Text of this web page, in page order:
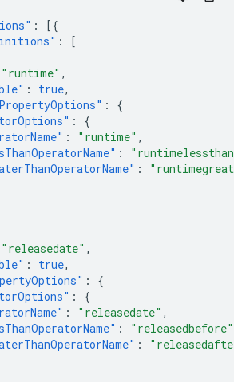
:
[{
:
[
"runtime" ,
: true,
:
{
:
{
: "runtime" ,
:
:
"releasedate" ,
: true,
:
{
:
{
: "releasedate" ,
:
"releasedbefore"
: